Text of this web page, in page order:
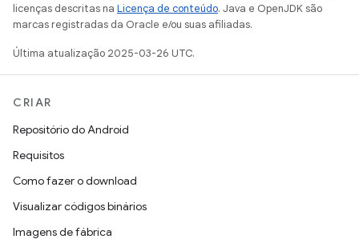
licenças descritas na Licença de conteúdo. Java e OpenJDK são
marcas registradas da Oracle e/ou suas afiliadas.
Última atualização 2025-03-26 UTC.
CRIAR
Repositório do Android
Requisitos
Como fazer o download
Visualizar códigos binários
Imagens de fábrica